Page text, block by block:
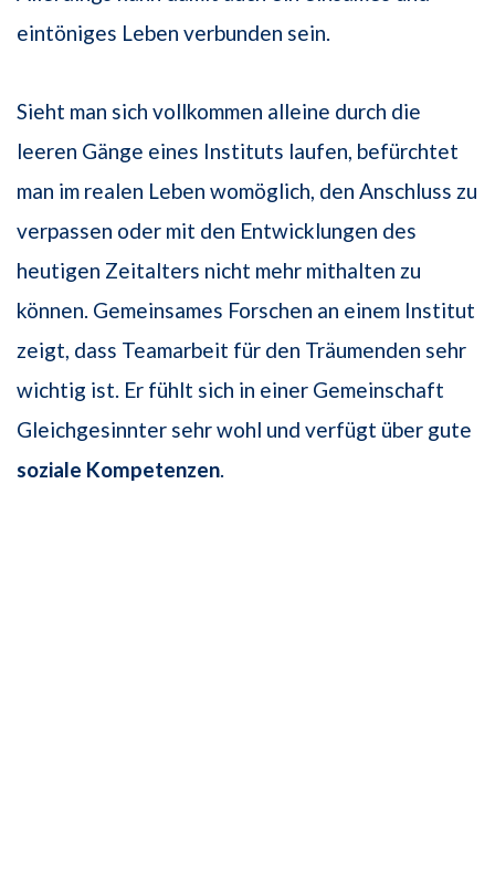
eintöniges Leben verbunden sein.
Sieht man sich vollkommen alleine durch die
leeren Gänge eines Instituts laufen, befürchtet
man im realen Leben womöglich, den Anschluss zu
verpassen oder mit den Entwicklungen des
heutigen Zeitalters nicht mehr mithalten zu
können. Gemeinsames Forschen an einem Institut
zeigt, dass Teamarbeit für den Träumenden sehr
wichtig ist. Er fühlt sich in einer Gemeinschaft
Gleichgesinnter sehr wohl und verfügt über gute
soziale Kompetenzen.